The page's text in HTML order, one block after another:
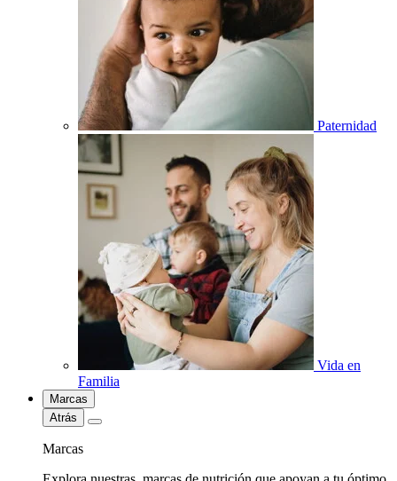
Paternidad
Vida en
Familia
Marcas
Atrás
Marcas